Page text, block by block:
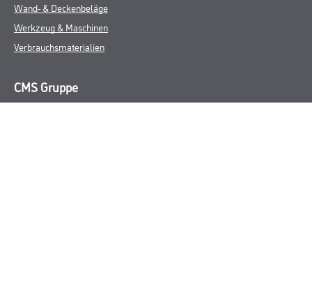
Wand- & Deckenbeläge
Werkzeug & Maschinen
Verbrauchsmaterialien
CMS Gruppe